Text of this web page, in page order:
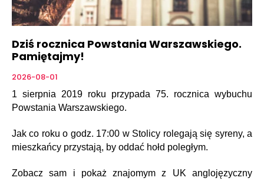
Dziś rocznica Powstania Warszawskiego.
Pamiętajmy!
2026-08-01
1 sierpnia 2019 roku przypada 75. rocznica wybuchu
Powstania Warszawskiego.
Jak co roku o godz. 17:00 w Stolicy rolegają się syreny, a
mieszkańcy przystają, by oddać hołd poległym.
Zobacz sam i pokaż znajomym z UK anglojęzyczny